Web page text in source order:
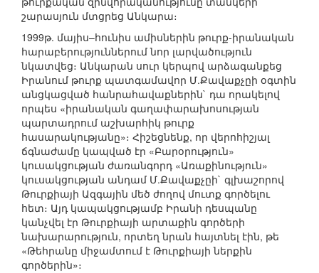
շարասյուն մտցրեց Անկարա։
1999թ. մայիս–հունիս ամիսներին թուրք-իրանական
հարաբերություններում նոր լարվածություն
նկատվեց։ Անկարան սուր կերպով արձագանքեց
Իրանում թուրք պատգամավոր Մ.Քավաքչըի օգտին
անցկացված հանրահավաքներին` դա որակելով
որպես «իրանական գաղափարախոսության
պարտադրում աշխարհիկ թուրք
հասարակությանը»։ Հիշեցնենք, որ վերոհիշյալ
ճգնաժամը կապված էր «Բարօրություն»
կուսակցության ժառանգորդ «Առաքինություն»
կուսակցության անդամ Մ.Քավաքչըի` գլխաշորով
Թուրքիայի Ազգային մեծ ժողով մուտք գործելու
հետ։ Այդ կապակցությամբ Իրանի դեսպանը
կանչվել էր Թուրքիայի արտաքին գործերի
նախարարություն, որտեղ նրան հայտնել էին, թե
«Թեհրանը միջամտում է Թուրքիայի ներքին
գործերին»։